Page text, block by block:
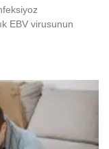
EBV virusunun